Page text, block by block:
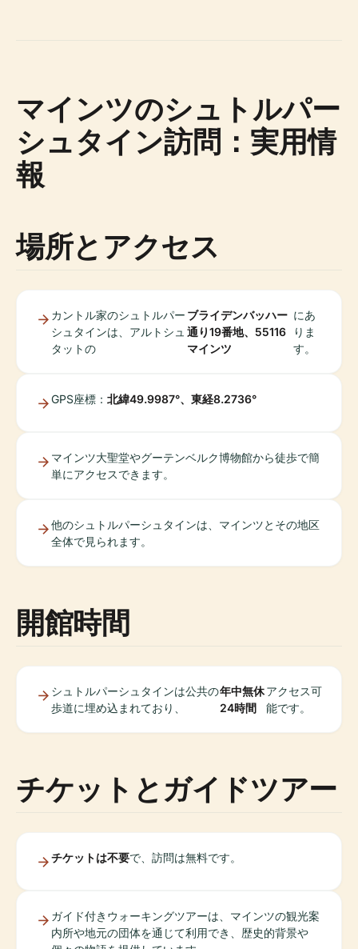
マインツのシュトルパー
シュタイン訪問：実用情
報
場所とアクセス
カントル家のシュトルパー
シュタインは、アルトシュ
タットの
ブライデンバッハー
通り19番地、55116
マインツ
にあ
りま
す。
GPS座標： 北緯49.9987°、東経8.2736°
マインツ大聖堂やグーテンベルク博物館から徒歩で簡
単にアクセスできます。
他のシュトルパーシュタインは、マインツとその地区
全体で見られます。
開館時間
シュトルパーシュタインは公共の
歩道に埋め込まれており、
年中無休
24時間
アクセス可
能です。
チケットとガイドツアー
チケットは不要で、訪問は無料です。
ガイド付きウォーキングツアーは、マインツの観光案
内所や地元の団体を通じて利用でき、歴史的背景や